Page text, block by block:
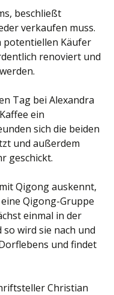
beschließt
verkaufen muss.
potentiellen Käufer
renoviert und
Tag bei Alexandra
ein
sich die beiden
und außerdem
geschickt.
Qigong auskennt,
Qigong-Gruppe
einmal in der
wird sie nach und
und findet
Christian